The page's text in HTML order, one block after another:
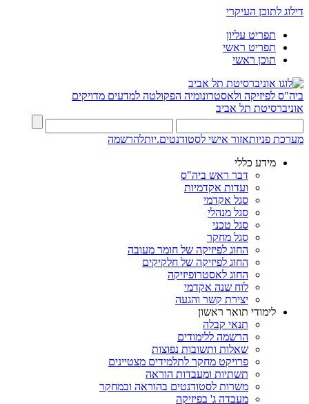
דילוג לתוכן העיקרי
תפריט עליון
תפריט ראשי
תוכן ראשי
ביה"ס לפיזיקה ולאסטרונומיה הפקולטה למדעים מדויקים
אוניברסיטת תל אביב
מערכת פניותאזור אישי לסטודנטים.יותלהרשמה
מידע כללי
דבר ראש ביה"ס
ועדות אקדמיות
סגל אקדמי
סגל מנהלי
סגל טכני
סגל מחקר
החוג לפיזיקה של חומר מעובה
החוג לפיזיקה של חלקיקים
החוג לאסטרופיזיקה
לוח שנה אקדמי
יצירת קשר והגעה
לימודי תואר ראשון
תנאי קבלה
הרשמה ללימודים
שאלות ותשובות נפוצות
פרויקט מחקר לתלמידים מצטיינים
תשתיות ומעבדות הוראה
משרות לסטודנטים בהוראה ובמחקר
מעבדה ג' בפיזיקה